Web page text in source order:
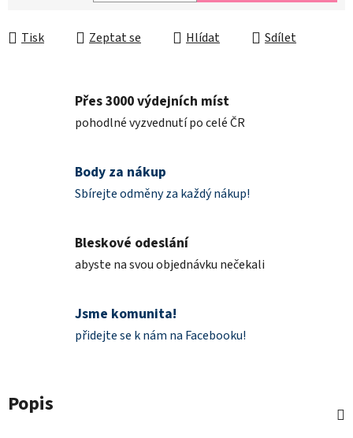
Tisk Zeptat se Hlídat Sdílet
Přes 3000 výdejních míst
pohodlné vyzvednutí po celé ČR
Body za nákup
Sbírejte odměny za každý nákup!
Bleskové odeslání
abyste na svou objednávku nečekali
Jsme komunita!
přidejte se k nám na Facebooku!
Popis